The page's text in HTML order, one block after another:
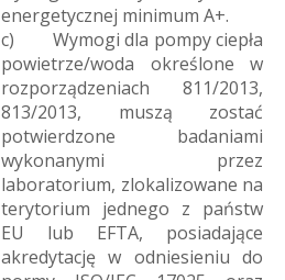
energetycznej minimum A+.
c) Wymogi dla pompy ciepła
powietrze/woda określone w
rozporządzeniach 811/2013,
813/2013, muszą zostać
potwierdzone badaniami
wykonanymi przez
laboratorium, zlokalizowane na
terytorium jednego z państw
EU lub EFTA, posiadające
akredytację w odniesieniu do